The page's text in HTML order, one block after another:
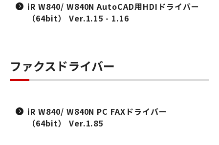
iR W840/ W840N AutoCAD用HDIドライバー
（64bit） Ver.1.15 - 1.16
ファクスドライバー
iR W840/ W840N PC FAXドライバー
（64bit） Ver.1.85